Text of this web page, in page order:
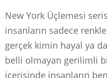
New York Üçlemesi
insanların sadece
gerçek kimin hayal ya
belli olmayan gerilimli
içerisinde insanların